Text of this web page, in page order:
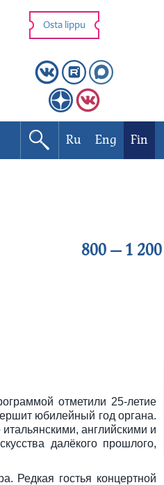
Osta lippu
Ru Eng Fin
800 — 1 200
отметили 25-летие
юбилейный год органа.
английскими и
далёкого прошлого,
Редкая гостья концертной